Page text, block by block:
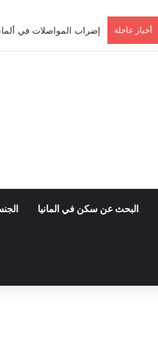
أخبار عاجلة إضراب المواصلات في ألمانيا 2026: دليلك الشامل للحقوق والبدائل
البحث عن سكن في المانيا